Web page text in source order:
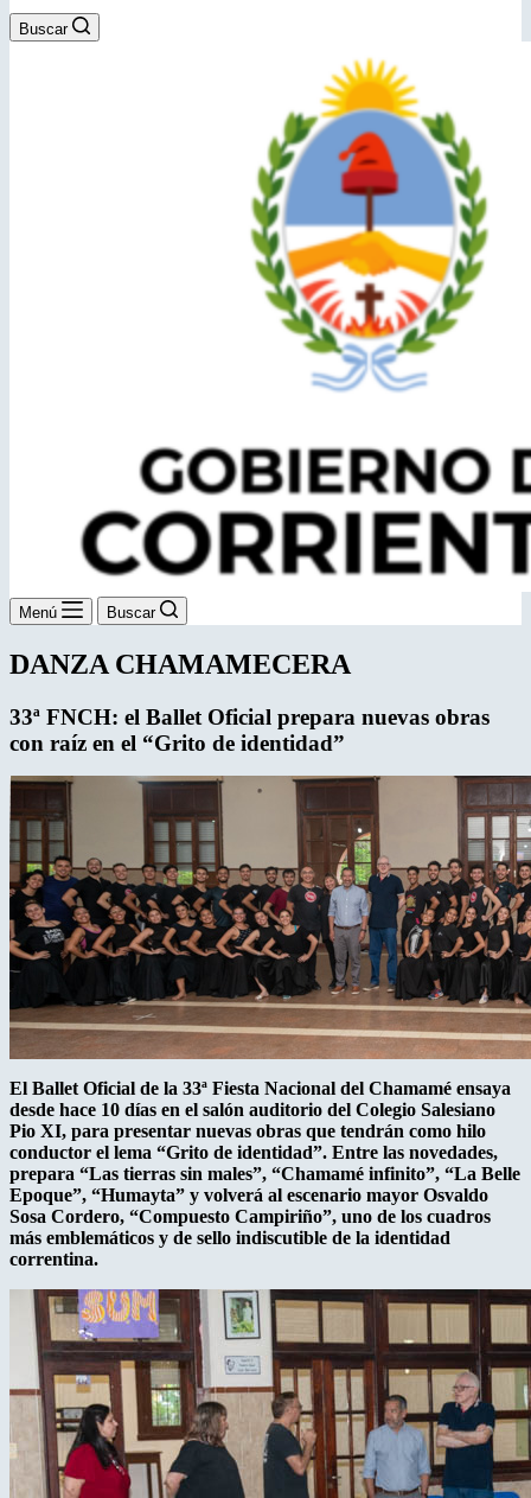
Buscar
Menú Buscar
DANZA CHAMAMECERA
33ª FNCH: el Ballet Oficial prepara nuevas obras
con raíz en el “Grito de identidad”
El Ballet Oficial de la 33ª Fiesta Nacional del Chamamé ensaya
desde hace 10 días en el salón auditorio del Colegio Salesiano
Pio XI, para presentar nuevas obras que tendrán como hilo
conductor el lema “Grito de identidad”. Entre las novedades,
prepara “Las tierras sin males”, “Chamamé infinito”, “La Belle
Epoque”, “Humayta” y volverá al escenario mayor Osvaldo
Sosa Cordero, “Compuesto Campiriño”, uno de los cuadros
más emblemáticos y de sello indiscutible de la identidad
correntina.